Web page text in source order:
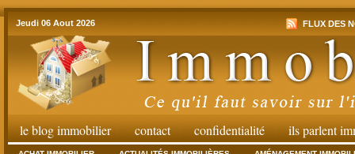
Jeudi 06 Aout 2026 FLUX DES
le blog immobilier contact confidentialité ils parlent